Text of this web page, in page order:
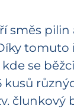
směs pilin
tomuto
se
kusů
člunkový